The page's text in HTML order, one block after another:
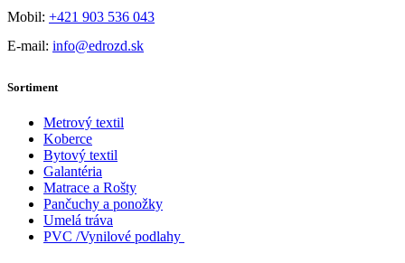
Mobil: +421 903 536 043
E-mail: info@edrozd.sk
Sortiment
Metrový textil
Koberce
Bytový textil
Galantéria
Matrace a Rošty
Pančuchy a ponožky
Umelá tráva
PVC /Vynilové podlahy